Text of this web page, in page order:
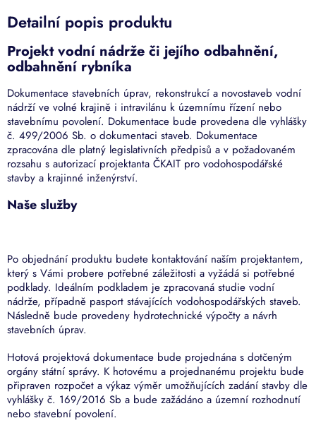
Detailní popis produktu
Projekt vodní nádrže či jejího odbahnění,
odbahnění rybníka
Dokumentace stavebních úprav, rekonstrukcí a novostaveb vodní
nádrží ve volné krajině i intravilánu k územnímu řízení nebo
stavebnímu povolení. Dokumentace bude provedena dle vyhlášky
č. 499/2006 Sb. o dokumentaci staveb. Dokumentace
zpracována dle platný legislativních předpisů a v požadovaném
rozsahu s autorizací projektanta ČKAIT pro vodohospodářské
stavby a krajinné inženýrství.
Naše služby
Po objednání produktu budete kontaktování naším projektantem,
který s Vámi probere potřebné záležitosti a vyžádá si potřebné
podklady. Ideálním podkladem je zpracovaná studie vodní
nádrže, případně pasport stávajících vodohospodářských staveb.
Následně bude provedeny hydrotechnické výpočty a návrh
stavebních úprav.
Hotová projektová dokumentace bude projednána s dotčeným
orgány státní správy. K hotovému a projednanému projektu bude
připraven rozpočet a výkaz výměr umožňujících zadání stavby dle
vyhlášky č. 169/2016 Sb a bude zažádáno a územní rozhodnutí
nebo stavební povolení.